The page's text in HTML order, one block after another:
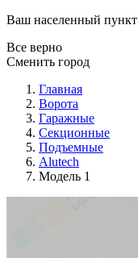
Ваш населенный пункт
Все верно
Сменить город
Главная
Ворота
Гаражные
Секционные
Подъемные
Alutech
Модель 1